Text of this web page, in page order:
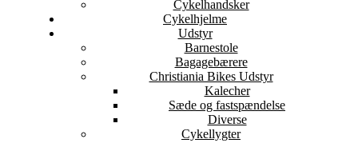
Cykelhandsker
Cykelhjelme
Udstyr
Barnestole
Bagagebærere
Christiania Bikes Udstyr
Kalecher
Sæde og fastspændelse
Diverse
Cykellygter